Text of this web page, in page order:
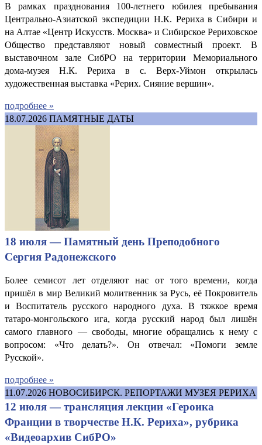
В рамках празднования 100-летнего юбилея пребывания
Центрально-Азиатской экспедиции Н.К. Рериха в Сибири и
на Алтае «Центр Искусств. Москва» и Сибирское Рериховское
Общество представляют новый совместный проект. В
выставочном зале СибРО на территории Мемориального
дома-музея Н.К. Рериха в с. Верх-Уймон открылась
художественная выставка «Рерих. Сияние вершин».
подробнее »
18.07.2026 ПАМЯТНЫЕ ДАТЫ
18 июля — Памятный день Преподобного
Сергия Радонежского
Более семисот лет отделяют нас от того времени, когда
пришёл в мир Великий молитвенник за Русь, её Покровитель
и Воспитатель русского народного духа. В тяжкое время
татаро-монгольского ига, когда русский народ был лишён
самого главного — свободы, многие обращались к нему с
вопросом: «Что делать?». Он отвечал: «Помоги земле
Русской».
подробнее »
11.07.2026 НОВОСИБИРСК. РЕПОРТАЖИ МУЗЕЯ РЕРИХА
12 июля — трансляция лекции «Героика
Франции в творчестве Н.К. Рериха», рубрика
«Видеоархив СибРО»